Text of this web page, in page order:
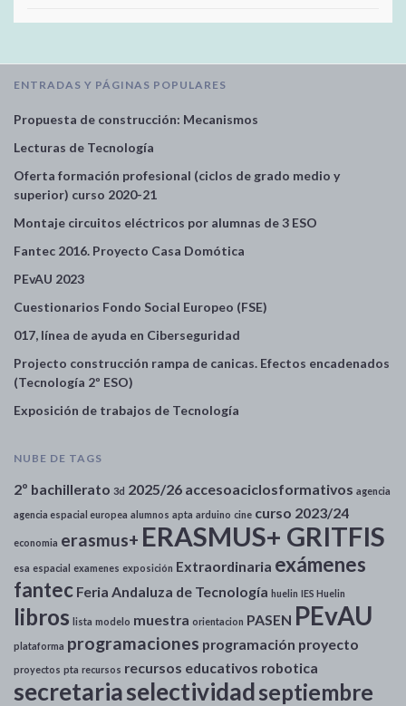
ENTRADAS Y PÁGINAS POPULARES
Propuesta de construcción: Mecanismos
Lecturas de Tecnología
Oferta formación profesional (ciclos de grado medio y
superior) curso 2020-21
Montaje circuitos eléctricos por alumnas de 3 ESO
Fantec 2016. Proyecto Casa Domótica
PEvAU 2023
Cuestionarios Fondo Social Europeo (FSE)
017, línea de ayuda en Ciberseguridad
Projecto construcción rampa de canicas. Efectos encadenados
(Tecnología 2º ESO)
Exposición de trabajos de Tecnología
NUBE DE TAGS
2º bachillerato 3d 2025/26 accesoaciclosformativos agencia
agencia espacial europea alumnos apta arduino cine curso 2023/24
economia erasmus+ ERASMUS+ GRITFIS
esa espacial examenes exposición Extraordinaria exámenes
fantec Feria Andaluza de Tecnología huelin IES Huelin
libros lista modelo muestra orientacion PASEN PEvAU
plataforma programaciones programación proyecto
proyectos pta recursos recursos educativos robotica
secretariaselectividadseptiembre